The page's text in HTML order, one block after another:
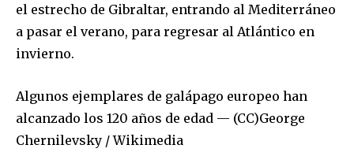
el estrecho de Gibraltar, entrando al Mediterráneo
a pasar el verano, para regresar al Atlántico en
invierno.
Algunos ejemplares de galápago europeo han
alcanzado los 120 años de edad — (CC)George
Chernilevsky / Wikimedia